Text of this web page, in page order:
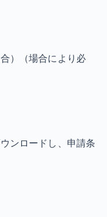
）
（場合により必
ンロードし、申請条